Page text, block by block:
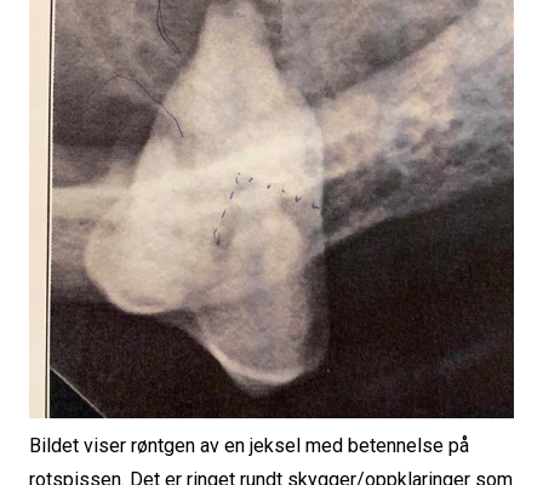
Bildet viser røntgen av en jeksel med betennelse på
rotspissen. Det er ringet rundt skygger/oppklaringer som